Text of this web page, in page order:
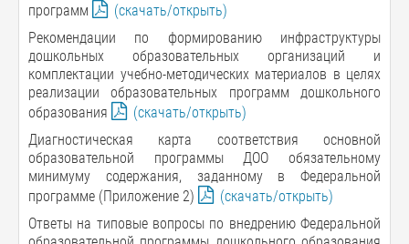
программ
(скачать/открыть)
Рекомендации по формированию инфраструктуры
дошкольных образовательных организаций и
комплектации учебно-методических материалов в целях
реализации образовательных программ дошкольного
образования
(скачать/открыть)
Диагностическая карта соответствия основной
образовательной программы ДОО обязательному
минимуму содержания, заданному в Федеральной
программе (Приложение 2)
(скачать/открыть)
Ответы на типовые вопросы по внедрению Федеральной